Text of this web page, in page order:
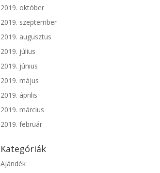
2019. október
2019. szeptember
2019. augusztus
2019. július
2019. június
2019. május
2019. április
2019. március
2019. február
Kategóriák
Ajándék